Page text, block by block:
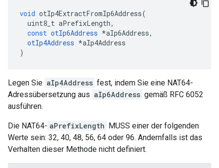
void otIp4ExtractFromIp6Address(
uint8_t aPrefixLength,
const otIp6Address *aIp6Address,
otIp4Address *aIp4Address
)
Legen Sie aIp4Address fest, indem Sie eine NAT64-
Adressübersetzung aus aIp6Address gemäß RFC 6052
ausführen.
Die NAT64- aPrefixLength MUSS einer der folgenden
Werte sein: 32, 40, 48, 56, 64 oder 96. Andernfalls ist das
Verhalten dieser Methode nicht definiert.